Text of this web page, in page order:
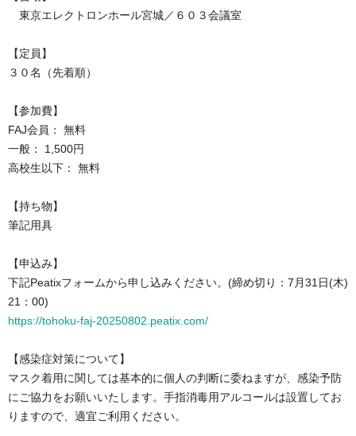
東京エレクトロンホール宮城／６０３会議室
【定員】
３０名（先着順）
【参加費】
FAJ会員： 無料
一般： 1,500円
高校生以下： 無料
【持ち物】
筆記用具
【申込み】
下記Peatixフォームから申し込みください。(締め切り：7月31日(木)
21：00)
https://tohoku-faj-20250802.peatix.com/
【感染症対策について】
マスク着用に関しては基本的に個人の判断に委ねますが、感染予防
にご協力をお願いいたします。手指消毒用アルコールは設置してお
りますので、適宜ご利用ください。